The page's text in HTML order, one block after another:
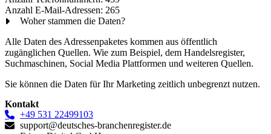
Anzahl E-Mail-Adressen: 265
Woher stammen die Daten?
Alle Daten des Adressenpaketes kommen aus öffentlich
zugänglichen Quellen. Wie zum Beispiel, dem Handelsregister,
Suchmaschinen, Social Media Plattformen und weiteren Quellen.
Sie können die Daten für Ihr Marketing zeitlich unbegrenzt nutzen.
Kontakt
+49 531 22499103
support@deutsches-branchenregister.de